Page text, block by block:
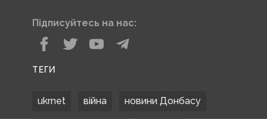
Підписуйтесь на нас:
ТЕГИ
ukrnet війна новини Донбасу